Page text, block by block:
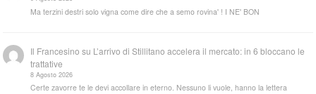
Ma terzini destri solo vigna come dire che a semo rovina' ! I NE' BON
Il Francesino su L’arrivo di Stillitano accelera il mercato: in 6 bloccano le
trattative
8 Agosto 2026
Certe zavorre te le devi accollare in eterno. Nessuno li vuole, hanno la lettera